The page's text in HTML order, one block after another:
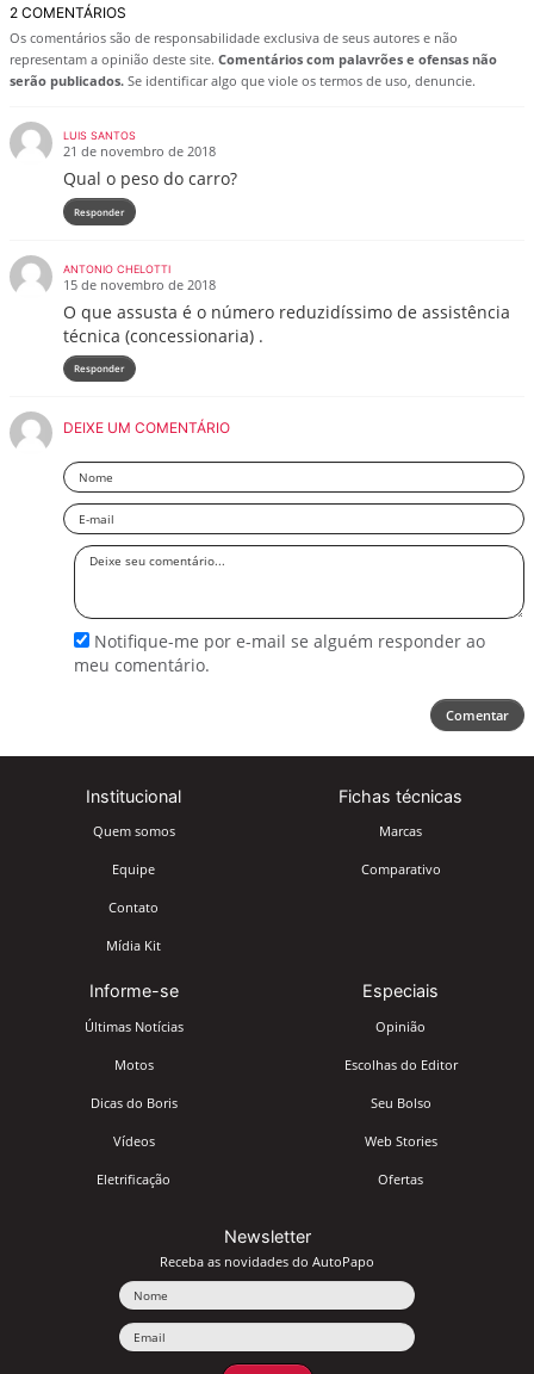
2 COMENTÁRIOS
Os comentários são de responsabilidade exclusiva de seus autores e não
representam a opinião deste site. Comentários com palavrões e ofensas não
serão publicados. Se identificar algo que viole os termos de uso, denuncie.
LUIS SANTOS
21 de novembro de 2018
Qual o peso do carro?
Responder
ANTONIO CHELOTTI
15 de novembro de 2018
O que assusta é o número reduzidíssimo de assistência
técnica (concessionaria) .
Responder
DEIXE UM COMENTÁRIO
Nome
Email
Deixe
Notifique-me por e-mail se alguém responder ao
meu comentário.
Comentar
Institucional
Quem somos
Equipe
Contato
Mídia Kit
Fichas técnicas
Marcas
Comparativo
Informe-se
Últimas Notícias
Motos
Dicas do Boris
Vídeos
Eletrificação
Especiais
Opinião
Escolhas do Editor
Seu Bolso
Web Stories
Ofertas
Newsletter
Receba as novidades do AutoPapo